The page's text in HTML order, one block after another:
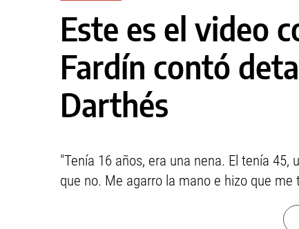
Este es el video
Fardín contó
Darthés
"Tenía 16 años, era una nena. El tenía
que no. Me agarro la mano e hizo que me